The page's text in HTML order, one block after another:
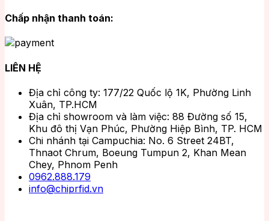
Chấp nhận thanh toán:
LIÊN HỆ
Địa chỉ công ty: 177/22 Quốc lộ 1K, Phường Linh
Xuân, TP.HCM
Địa chỉ showroom và làm việc: 88 Đường số 15,
Khu đô thị Vạn Phúc, Phường Hiệp Bình, TP. HCM
Chi nhánh tại Campuchia: No. 6 Street 24BT,
Thnaot Chrum, Boeung Tumpun 2, Khan Mean
Chey, Phnom Penh
0962.888.179
info@chiprfid.vn